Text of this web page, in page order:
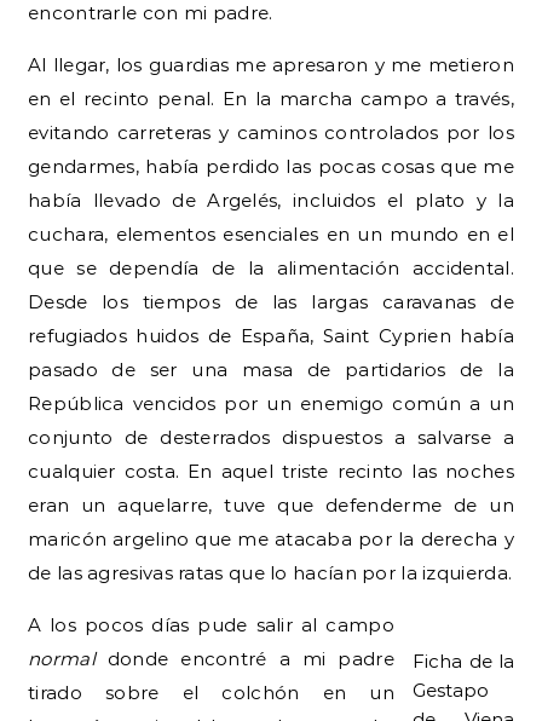
encontrarle con mi padre.
Al llegar, los guardias me apresaron y me metieron
en el recinto penal. En la marcha campo a través,
evitando carreteras y caminos controlados por los
gendarmes, había perdido las pocas cosas que me
había llevado de Argelés, incluidos el plato y la
cuchara, elementos esenciales en un mundo en el
que se dependía de la alimentación accidental.
Desde los tiempos de las largas caravanas de
refugiados huidos de España, Saint Cyprien había
pasado de ser una masa de partidarios de la
República vencidos por un enemigo común a un
conjunto de desterrados dispuestos a salvarse a
cualquier costa. En aquel triste recinto las noches
eran un aquelarre, tuve que defenderme de un
maricón argelino que me atacaba por la derecha y
de las agresivas ratas que lo hacían por la izquierda.
Ficha de la
Gestapo
A los pocos días pude salir al campo
normaldonde encontré a mi padre
tirado sobre el colchón en un